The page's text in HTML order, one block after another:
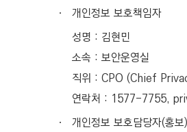
ㆍ
개인정보 보호책임자
성명 : 김현민
소속 : 보안운영실
직위 : CPO (Chief
연락처 : 1577-7755,
ㆍ
개인정보 보호담당자(홍보)